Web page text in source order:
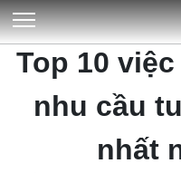
Top 10
nhu cầu
nhất